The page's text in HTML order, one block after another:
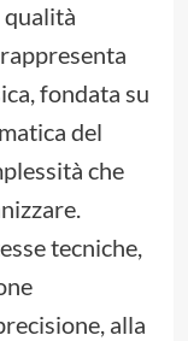
qualità
fondata su
del
che
tecniche,
alla